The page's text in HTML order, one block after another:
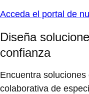
Acceda el portal de
Diseña
confianza
Encuentra
colaborativa de